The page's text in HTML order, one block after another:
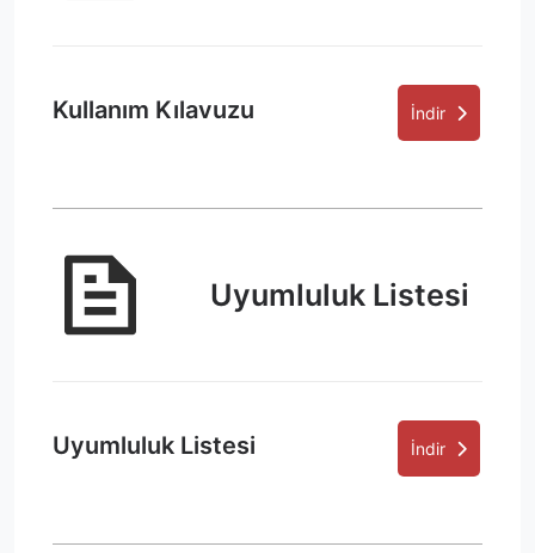
Kullanım Kılavuzu İndir
Uyumluluk Listesi
Uyumluluk Listesi İndir